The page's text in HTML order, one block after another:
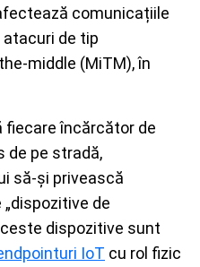
comunicațiile
atacuri de tip
middle (MiTM), în
fiecare încărcător de
de pe stradă,
să-și privească
de
dispozitive sunt
IoT cu rol fizic